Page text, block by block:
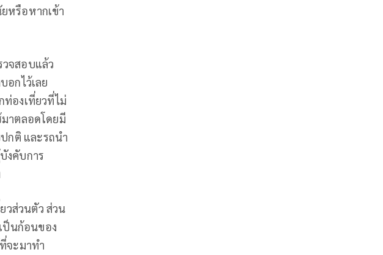
หรือหากเข้า
วจสอบแล้ว
กไว้เลย
องเที่ยวที่ไม่
าตลอดโดยมี
กติ และรถนำ
งคับการ
วส่วนตัว ส่วน
ป็นก้อนของ
จะมาทำ